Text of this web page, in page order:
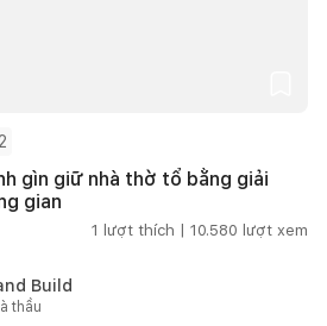
gìn giữ nhà thờ tổ bằng giải
gian
1 lượt thích | 10.580 lượt xem
Build
thầu